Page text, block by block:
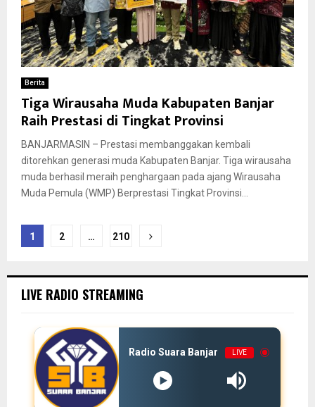
Berita
Tiga Wirausaha Muda Kabupaten Banjar
Raih Prestasi di Tingkat Provinsi
BANJARMASIN – Prestasi membanggakan kembali
ditorehkan generasi muda Kabupaten Banjar. Tiga wirausaha
muda berhasil meraih penghargaan pada ajang Wirausaha
Muda Pemula (WMP) Berprestasi Tingkat Provinsi...
Paginasi
1 2 … 210
LIVE RADIO STREAMING
Radio Suara Banjar LIVE